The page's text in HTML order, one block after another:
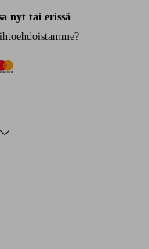
nyt tai erissä
?